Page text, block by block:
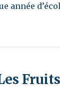
année